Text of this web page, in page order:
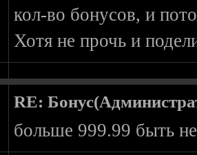
кол-во бонусов, и
Хотя не прочь и
RE:
больше 999.99 быть